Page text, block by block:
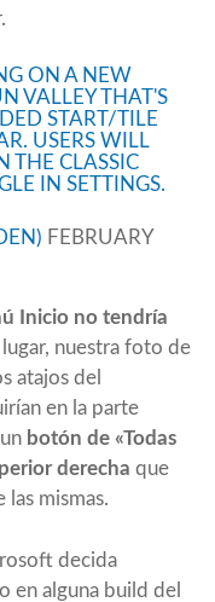
ON A NEW
VALLEY THAT'S
START/TILE
USERS WILL
THE CLASSIC
IN SETTINGS.
FEBRUARY
Inicio no tendría
lugar, nuestra foto de
atajos del
en la parte
botón de «Todas
derecha que
las mismas.
decida
en alguna build del